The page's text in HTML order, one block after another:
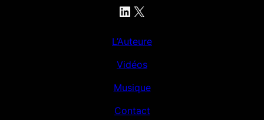
LinkedIn X
L’Auteure
Vidéos
Musique
Contact